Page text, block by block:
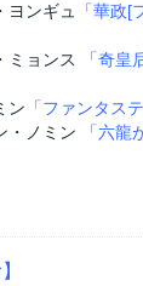
ヨンギュ
「華政[
ミョンス
「奇
ン 「ファンタス
・ノミン
「六龍